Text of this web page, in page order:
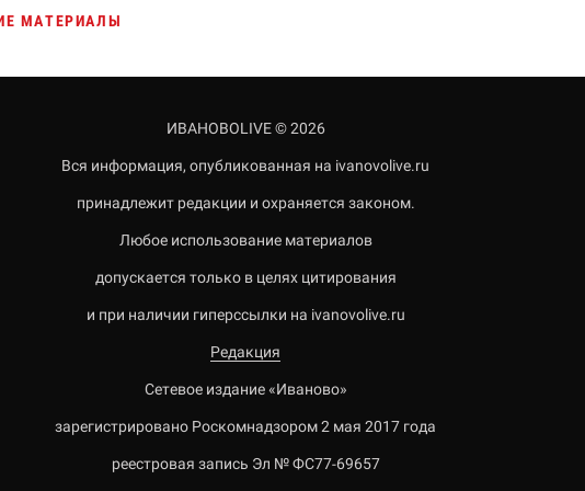
МАТЕРИАЛЫ
ИВАНОВОLIVE © 2026
Вся информация, опубликованная на ivanovolive.ru
принадлежит редакции и охраняется законом.
Любое использование материалов
допускается только в целях цитирования
и при наличии гиперссылки на ivanovolive.ru
Редакция
Сетевое издание «Иваново»
зарегистрировано Роскомнадзором 2 мая 2017 года
реестровая запись Эл № ФС77-69657